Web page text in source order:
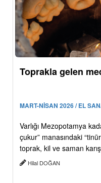
Toprakla gelen
MART-NİSAN 2026 / EL
Varlığı Mezopotamya
çukur” manasındaki
toprak, kil ve saman
Hilal DOĞAN